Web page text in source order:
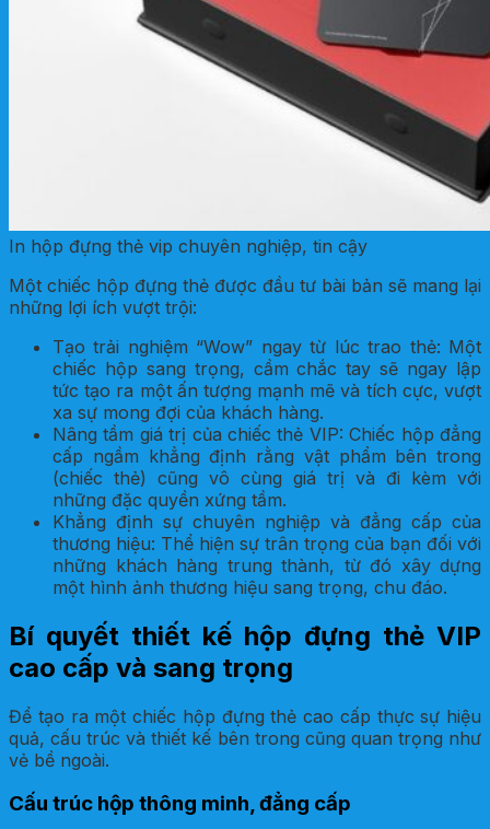
In hộp đựng thẻ vip chuyên nghiệp, tin cậy
Một chiếc hộp đựng thẻ được đầu tư bài bản sẽ mang lại
những lợi ích vượt trội:
Tạo trải nghiệm “Wow” ngay từ lúc trao thẻ: Một
chiếc hộp sang trọng, cầm chắc tay sẽ ngay lập
tức tạo ra một ấn tượng mạnh mẽ và tích cực, vượt
xa sự mong đợi của khách hàng.
Nâng tầm giá trị của chiếc thẻ VIP: Chiếc hộp đẳng
cấp ngầm khẳng định rằng vật phẩm bên trong
(chiếc thẻ) cũng vô cùng giá trị và đi kèm với
những đặc quyền xứng tầm.
Khẳng định sự chuyên nghiệp và đẳng cấp của
thương hiệu: Thể hiện sự trân trọng của bạn đối với
những khách hàng trung thành, từ đó xây dựng
một hình ảnh thương hiệu sang trọng, chu đáo.
Bí quyết thiết kế hộp đựng thẻ VIP
cao cấp và sang trọng
Để tạo ra một chiếc hộp đựng thẻ cao cấp thực sự hiệu
quả, cấu trúc và thiết kế bên trong cũng quan trọng như
vẻ bề ngoài.
Cấu trúc hộp thông minh, đẳng cấp